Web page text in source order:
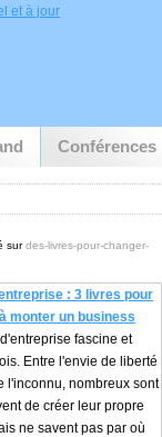
et à jour
Conférences
surdes-livres-pour-changer-
: 3 livres pour
monter un business
fascine et
Entre l'envie de liberté
l'inconnu, nombreux sont
de créer leur propre
ne savent pas par où